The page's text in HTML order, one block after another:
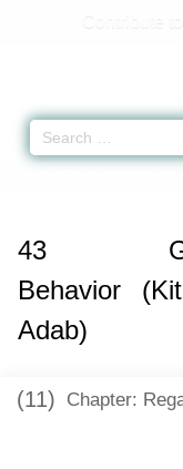
43
Behavior
Adab)
(11) Chapter: